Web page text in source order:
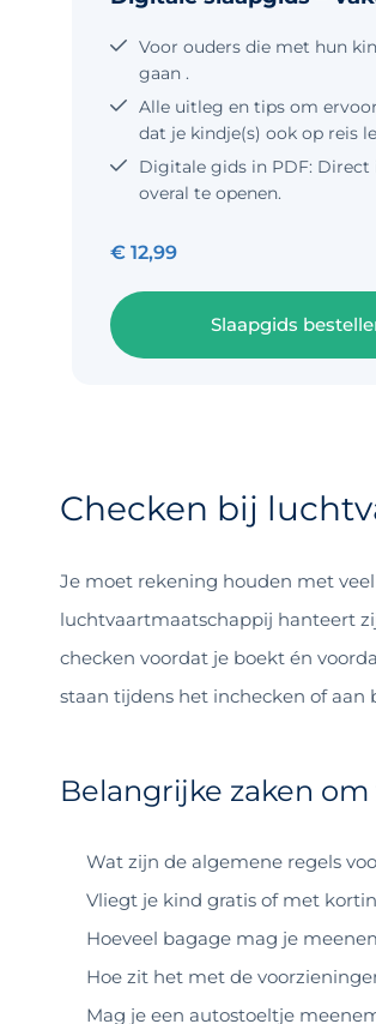
Voor ouders die met hun
gaan .
Alle uitleg en tips om
dat je kindje(s) ook op reis
Digitale gids in PDF: Direct
overal te openen.
€ 12,99
Slaapgids
Checken bij
Je moet rekening houden met
luchtvaartmaatschappij hanteert
checken voordat je boekt én
staan tijdens het inchecken of aan
Belangrijke zaken
Wat zijn de algemene regels
Vliegt je kind gratis of met
Hoeveel bagage mag je
Hoe zit het met de
Mag je een autostoeltje